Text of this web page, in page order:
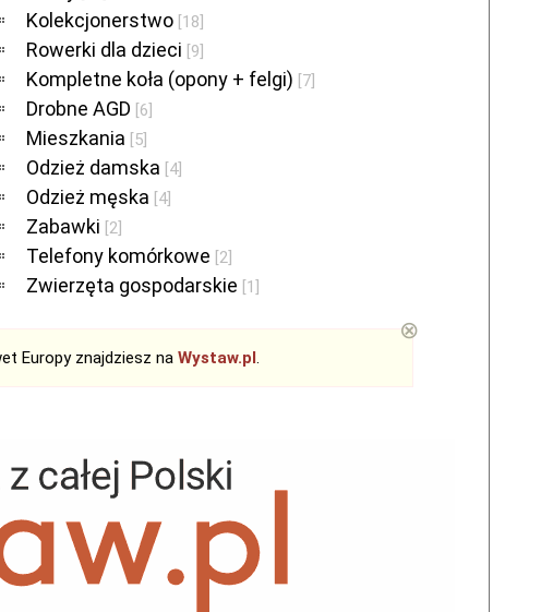
Kolekcjonerstwo [18]
Rowerki dla dzieci [9]
Kompletne koła (opony + felgi) [7]
Drobne AGD [6]
Mieszkania [5]
Odzież damska [4]
Odzież męska [4]
Zabawki [2]
Telefony komórkowe [2]
Zwierzęta gospodarskie [1]
Europy znajdziesz na Wystaw.pl.
⊗